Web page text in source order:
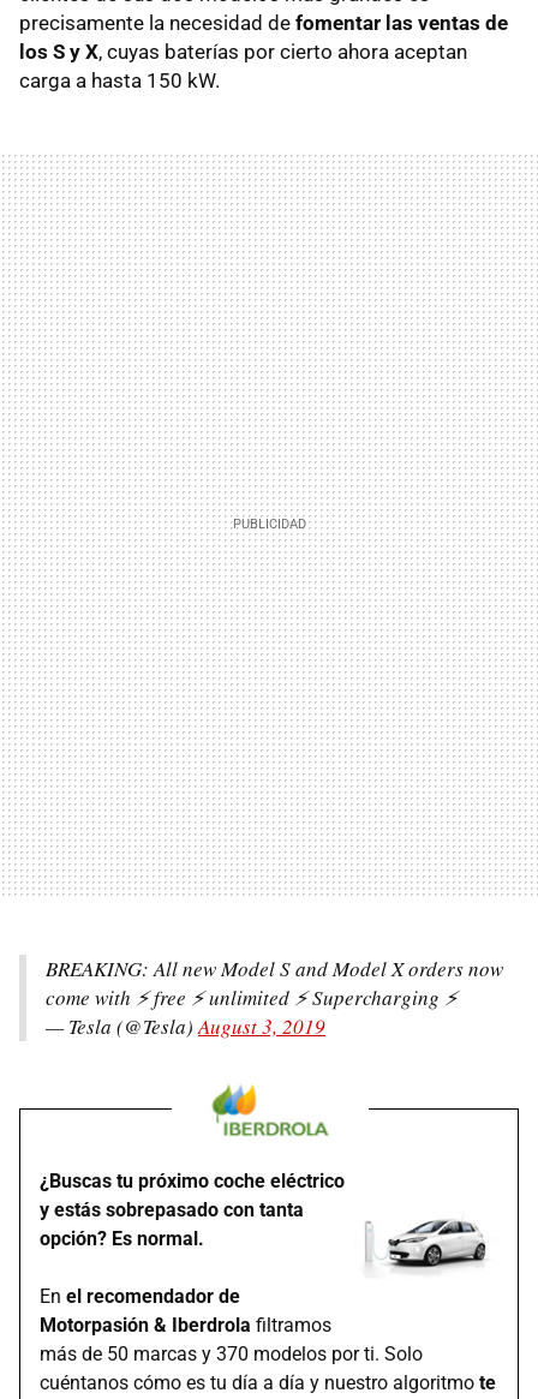
precisamente la necesidad de fomentar las ventas de
los S y X, cuyas baterías por cierto ahora aceptan
carga a hasta 150 kW.
BREAKING: All new Model S and Model X orders now
come with ⚡ free ⚡ unlimited ⚡ Supercharging ⚡
— Tesla (@Tesla)August 3, 2019
¿Buscas tu próximo coche eléctrico
y estás sobrepasado con tanta
opción? Es normal.
En el recomendador de
Motorpasión & Iberdrola filtramos
más de 50 marcas y 370 modelos por ti. Solo
cuéntanos cómo es tu día a día y nuestro algoritmo te